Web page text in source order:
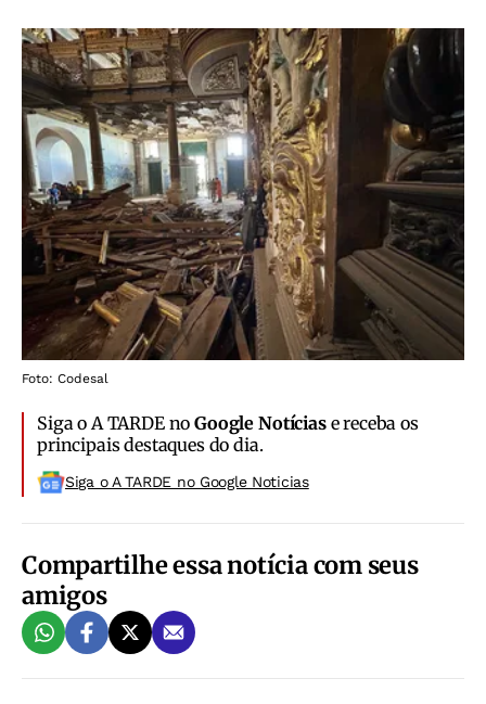
Foto: Codesal
Siga o A TARDE noGoogle Notíciase receba os
principais destaques do dia.
Siga o A TARDE no Google Noticias
Compartilhe essa notícia com seus
amigos